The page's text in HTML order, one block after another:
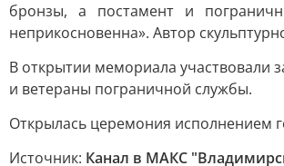
бронзы, а постамент и
неприкосновенна». Автор
В открытии мемориала участвовали
и ветераны пограничной службы.
Открылась церемония исполнением
Источник: Канал в МАКС